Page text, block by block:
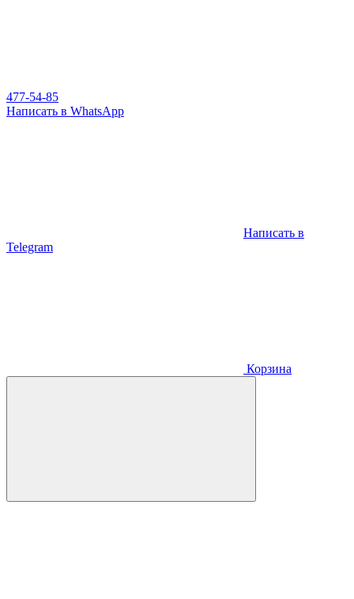
477-54-85
Написать в WhatsApp
Написать в
Telegram
Корзина